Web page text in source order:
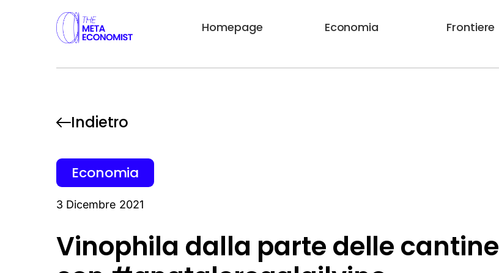
Homepage Economia Frontiere
Indietro
Economia
3 Dicembre 2021
Vinophila dalla parte delle cantine